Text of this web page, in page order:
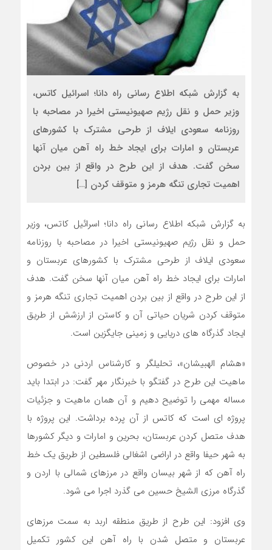
به گزارش شبکه اطلاع رسانی راه دانا؛ اسرائیل کاتس،
وزیر حمل و نقل رژیم صهیونیستی اخیرا در مصاحبه با
روزنامه سعودی ایلاف از طرحی مشترک با کشورهای
عربستان و امارات برای ایجاد خط راه آهن میان آنها
سخن گفت. هدف از این طرح در واقع از بین بردن
اهمیت تجاری تنگه هرمز و متوقف کردن […]
به گزارش شبکه اطلاع رسانی راه دانا؛ اسرائیل کاتس، وزیر
حمل و نقل رژیم صهیونیستی اخیرا در مصاحبه با روزنامه
سعودی ایلاف از طرحی مشترک با کشورهای عربستان و
امارات برای ایجاد خط راه آهن میان آنها سخن گفت. هدف
از این طرح در واقع از بین بردن اهمیت تجاری تنگه هرمز و
متوقف کردن شریان حیاتی آن و کاستن از ارزشش از طریق
ایجاد گذرگاه های دریایی و زمینی جایگزین است.
«هشام الهبیشان»، تحلیلگر و کارشناس اردنی در خصوص
ماهیت این طرح در گفتگو با خبرنگار مهر گفت: در ابتدا باید
مساله مهمی را توضیح دهیم و آن همان ماهیت و جزئیات
پروژه ای است که کاتس از آن پرده برداشت. این پروژه با
هدف متصل کردن عربستان، بحرین و امارات و دیگر کشورها
به شهر حیفا واقع در اراضی اشغالی فلسطین از طریق یک خط
راه آهن که از شهر بیسان واقع در مرزهای شمالی با اردن و
گذرگاه مرزی الشیخ حسین می گذرد اجرا می شود.
وی افزود: این طرح از طریق منطقه اربد به سمت مرزهای
عربستان و متصل شدن با راه آهن این کشور تکمیل